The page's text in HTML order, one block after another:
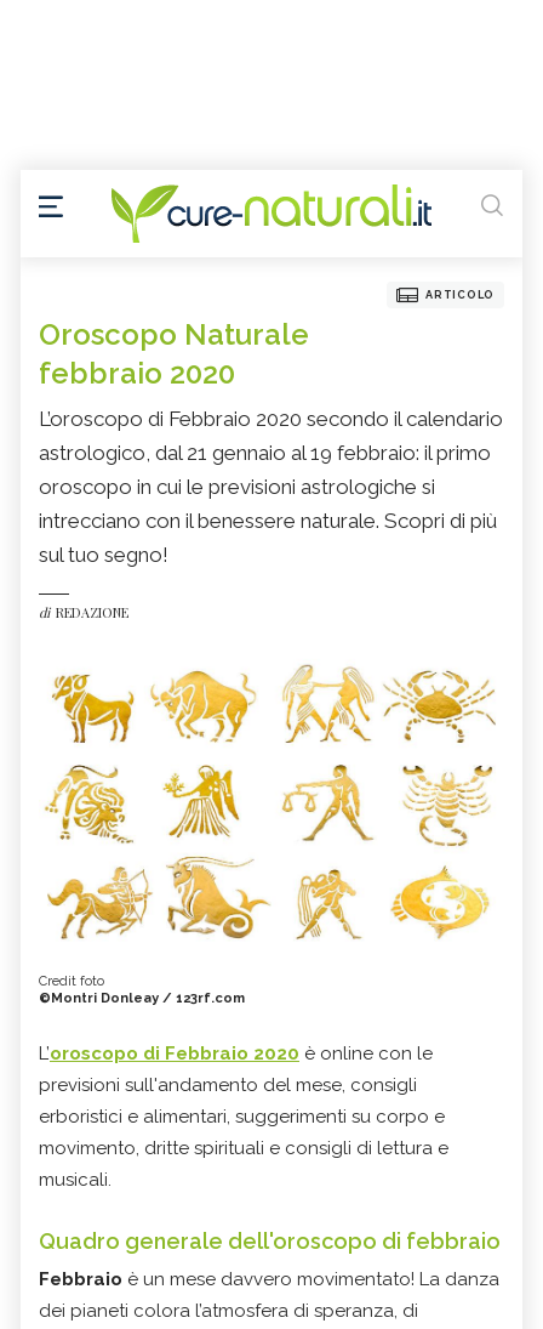
ARTICOLO
Oroscopo Naturale
febbraio 2020
L’oroscopo di Febbraio 2020 secondo il calendario
astrologico, dal 21 gennaio al 19 febbraio: il primo
oroscopo in cui le previsioni astrologiche si
intrecciano con il benessere naturale. Scopri di più
sul tuo segno!
di REDAZIONE
Credit foto
©Montri Donleay / 123rf.com
L’oroscopo di Febbraio 2020 è online con le
previsioni sull'andamento del mese, consigli
erboristici e alimentari, suggerimenti su corpo e
movimento, dritte spirituali e consigli di lettura e
musicali.
Quadro generale dell'oroscopo di febbraio
Febbraio è un mese davvero movimentato! La danza
dei pianeti colora l’atmosfera di speranza, di